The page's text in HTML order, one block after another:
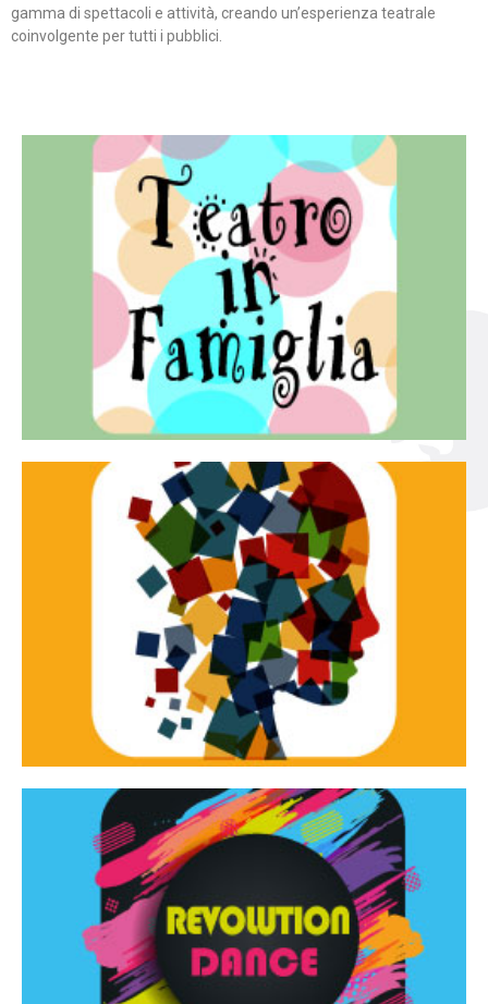
gamma di spettacoli e attività, creando un’esperienza teatrale
coinvolgente per tutti i pubblici.
Teatro in famiglia
Teatro In Famiglia è una rassegna di teatro concepita
per far condividere e godere del teatro all’intera
famiglia.
Continua
Tracce dinamiche
Tracce Dinamiche è una rassegna di teatro
d’innovazione e sperimentale.
Continua
Revolution Dance
Rassegna di danza contemporanea – I Edizione